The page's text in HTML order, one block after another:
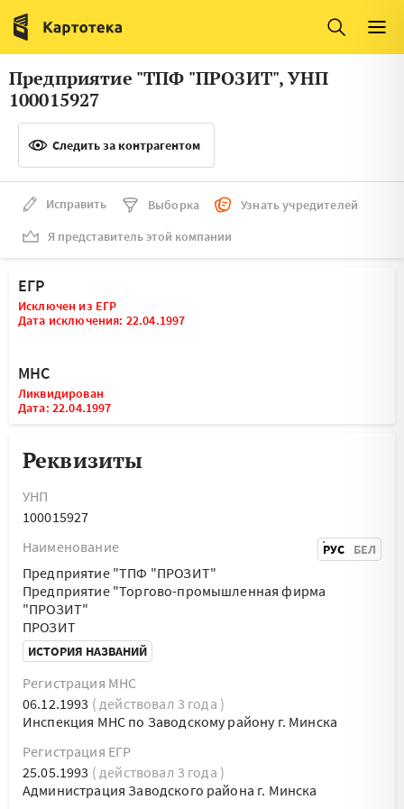
Италия
Люксембург
Литва
Латвия
Словения
Франция
Финляндия
Швеция
Мальта
Предприятие "ТПФ "ПРОЗИТ", УНП
100015927
Следить за контрагентом
Исправить Выборка
Узнать учредителей
Я представитель этой компании
ЕГР
Исключен из ЕГР
Дата исключения: 22.04.1997
МНС
Ликвидирован
Дата: 22.04.1997
Реквизиты
УНП
100015927
Наименование
РУС БЕЛ
Предприятие "ТПФ "ПРОЗИТ"
Предприятие "Торгово-промышленная фирма
"ПРОЗИТ"
ПРОЗИТ
ИСТОРИЯ НАЗВАНИЙ
Регистрация МНС
06.12.1993 ( действовал 3 года )
Инспекция МНС по Заводскому району г. Минска
Регистрация ЕГР
25.05.1993 ( действовал 3 года )
Администрация Заводского района г. Минска